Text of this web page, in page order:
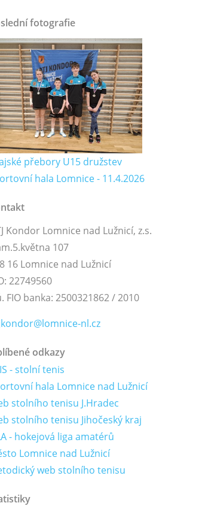
fotografie
přebory U15 družstev
hala Lomnice - 11.4.2026
Kondor Lomnice nad Lužnicí, z.s.
107
16 Lomnice nad Lužnicí
22749560
FIO banka: 2500321862 / 2010
nl.cz
odkazy
- stolní tenis
hala Lomnice nad Lužnicí
stolního tenisu J.Hradec
stolního tenisu Jihočeský kraj
- hokejová liga amatérů
Lomnice nad Lužnicí
web stolního tenisu